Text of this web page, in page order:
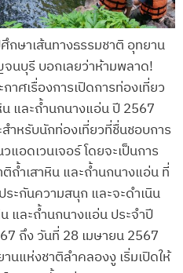
กษาเส้นทางธรรมชาติ อุทยาน
นบุรี บอกเลยว่าห้ามพลาด!
าศเรื่องการเปิดการท่องเที่ยว
และถ้ำนกนางแอ่น ปี 2567
สำหรับนักท่องเที่ยวที่ชื่นชอบการ
อดเวนเจอร์ โดยจะเป็นการ
ถ้ำเสาหิน และถ้ำนกนางแอ่น ที่
ะกันความสนุก และจะดำเนิน
และถ้ำนกนางแอ่น ประจำปี
ถึง วันที่ 28 เมษายน 2567
นแห่งชาติลำคลองงู เริ่มเปิดให้